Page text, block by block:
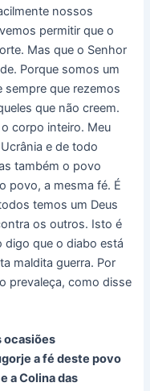
nossos
permitir que o
Mas que o Senhor
Porque somos um
que rezemos
que não creem.
corpo inteiro. Meu
e de todo
também o povo
povo, a mesma fé. É
temos um Deus
os outros. Isto é
digo que o diabo está
maldita guerra. Por
prevaleça, como disse
ocasiões
a fé deste povo
a Colina das